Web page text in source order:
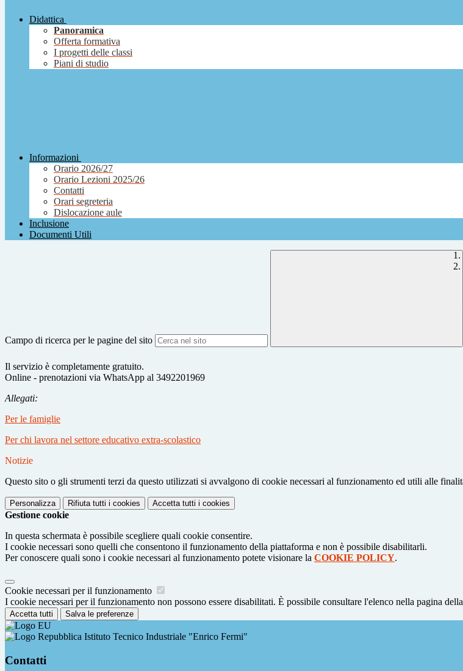
Didattica
Panoramica
Offerta formativa
I progetti delle classi
Piani di studio
Informazioni
Orario 2026/27
Orario Lezioni 2025/26
Contatti
Orari segreteria
Dislocazione aule
Inclusione
Documenti Utili
Campo di ricerca per le pagine del sito
Il servizio è completamente gratuito.
Online - prenotazioni via WhatsApp al 3492201969
Allegati:
Per le famiglie
Per chi lavora nel settore educativo extra-scolastico
Notizie
Questo sito o gli strumenti terzi da questo utilizzati si avvalgono di cookie necessari al funzionamento ed utili alle
Personalizza Rifiuta tutti i cookies Accetta tutti i cookies
Gestione cookie
In questa schermata è possibile scegliere quali cookie consentire.
I cookie necessari sono quelli che consentono il funzionamento della piattaforma e non è possibile disabilitarli.
Per conoscere quali sono i cookie necessari al funzionamento potete visionare la COOKIE POLICY.
Cookie necessari per il funzionamento
I cookie necessari per il funzionamento non possono essere disabilitati. È possibile consultare l'elenco nella pagina
Accetta tutti Salva le preferenze
Istituto Tecnico Industriale "Enrico Fermi"
Contatti